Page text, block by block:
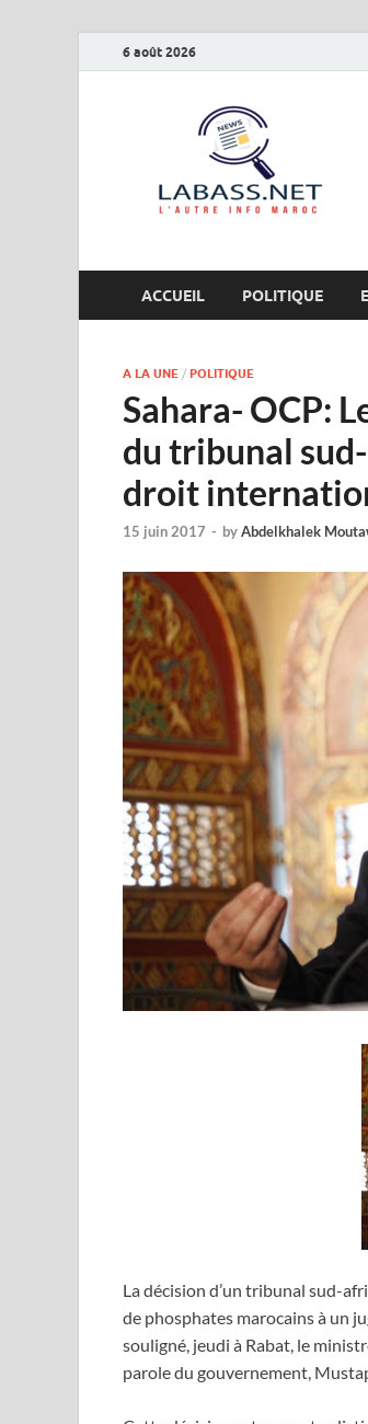
6 août 2026
ACCUEIL POLITIQUE
A LA UNE / POLITIQUE
Sahara- OCP:
du tribunal
droit
15 juin 2017 - byAbdelkhalek
La décision d’un tribunal sud-
de phosphates marocains à un
souligné, jeudi à Rabat, le
parole du gouvernement,